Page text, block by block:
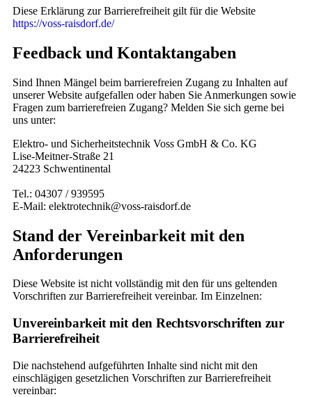
Diese Erklärung zur Barrierefreiheit gilt für die Website
https://voss-raisdorf.de/
Feedback und Kontaktangaben
Sind Ihnen Mängel beim barrierefreien Zugang zu Inhalten auf
unserer Website aufgefallen oder haben Sie Anmerkungen sowie
Fragen zum barrierefreien Zugang? Melden Sie sich gerne bei
uns unter:
Elektro- und Sicherheitstechnik Voss GmbH & Co. KG
Lise-Meitner-Straße 21
24223 Schwentinental
Tel.: 04307 / 939595
E-Mail: elektrotechnik@voss-raisdorf.de
Stand der Vereinbarkeit mit den
Anforderungen
Diese Website ist nicht vollständig mit den für uns geltenden
Vorschriften zur Barrierefreiheit vereinbar. Im Einzelnen:
Unvereinbarkeit mit den Rechtsvorschriften zur
Barrierefreiheit
Die nachstehend aufgeführten Inhalte sind nicht mit den
einschlägigen gesetzlichen Vorschriften zur Barrierefreiheit
vereinbar: